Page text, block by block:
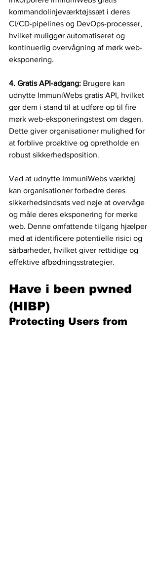
kommandolinjeværktøjssæt i deres
CI/CD-pipelines og DevOps-processer,
hvilket muliggør automatiseret og
kontinuerlig overvågning af mørk web-
eksponering.
4. Gratis API-adgang: Brugere kan
udnytte ImmuniWebs gratis API, hvilket
gør dem i stand til at udføre op til fire
mørk web-eksponeringstest om dagen.
Dette giver organisationer mulighed for
at forblive proaktive og opretholde en
robust sikkerhedsposition.
Ved at udnytte ImmuniWebs værktøj
kan organisationer forbedre deres
sikkerhedsindsats ved nøje at overvåge
og måle deres eksponering for mørke
web. Denne omfattende tilgang hjælper
med at identificere potentielle risici og
sårbarheder, hvilket giver rettidige og
effektive afbødningsstrategier.
Have i been pwned
(HIBP)
Protecting Users from